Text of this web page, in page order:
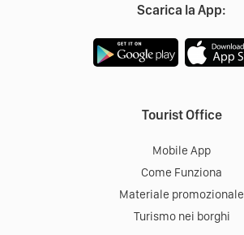
Scarica la App:
Tourist Office
Mobile App
Come Funziona
Materiale promozionale
Turismo nei borghi